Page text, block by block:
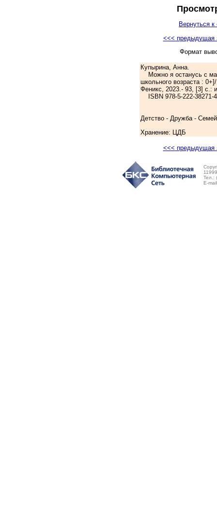
Вернуться к
<<< предыдущая
Формат
Купырина, Анна.
Можно я останусь с
школьного возраста :
Феникс, 2023.- 93, [3] с.:
ISBN 978-5-222-38271-
Детство - Дружба -
Хранение: ЦДБ
<<< предыдущая
Тел.:
E-